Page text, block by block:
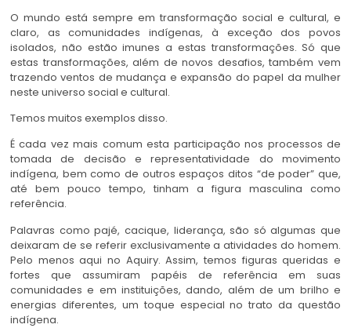
O mundo está sempre em transformação social e cultural, e
claro, as comunidades indígenas, à exceção dos povos
isolados, não estão imunes a estas transformações. Só que
estas transformações, além de novos desafios, também vem
trazendo ventos de mudança e expansão do papel da mulher
neste universo social e cultural.
Temos muitos exemplos disso.
É cada vez mais comum esta participação nos processos de
tomada de decisão e representatividade do movimento
indígena, bem como de outros espaços ditos “de poder” que,
até bem pouco tempo, tinham a figura masculina como
referência.
Palavras como pajé, cacique, liderança, são só algumas que
deixaram de se referir exclusivamente a atividades do homem.
Pelo menos aqui no Aquiry. Assim, temos figuras queridas e
fortes que assumiram papéis de referência em suas
comunidades e em instituições, dando, além de um brilho e
energias diferentes, um toque especial no trato da questão
indígena.